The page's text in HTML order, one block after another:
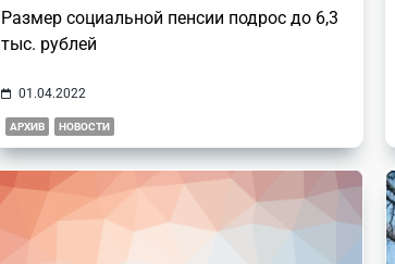
Размер социальной пенсии подрос до 6,3
тыс. рублей
01.04.2022
АРХИВ НОВОСТИ